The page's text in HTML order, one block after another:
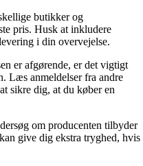
butikker og
pris. Husk at inkludere
i din overvejelse.
er afgørende, er det vigtigt
Læs anmeldelser fra andre
sikre dig, at du køber en
om producenten tilbyder
give dig ekstra tryghed, hvis